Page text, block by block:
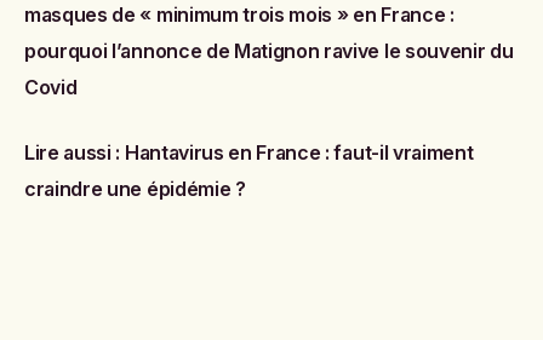
masques de « minimum trois mois » en France :
pourquoi l’annonce de Matignon ravive le souvenir du
Covid
Lire aussi : Hantavirus en France : faut-il vraiment
craindre une épidémie ?